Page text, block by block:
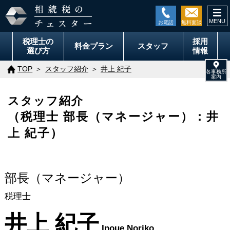
税理士の
選び方
料金プラン スタッフ
採用
情報
TOP スタッフ紹介 井上 紀子
スタッフ紹介
（税理士 部長（マネージャー）：井
上 紀子）
部長（マネージャー）
税理士
井上 紀子